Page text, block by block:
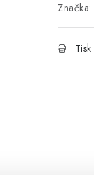
Značka:
Tisk